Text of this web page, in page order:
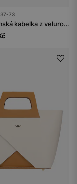
73
Hnědá dámská kabelka z velurové štípané kůže a lícové kůže